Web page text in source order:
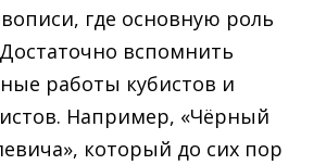
где основную роль
вспомнить
работы кубистов и
Например, «Чёрный
который до сих пор